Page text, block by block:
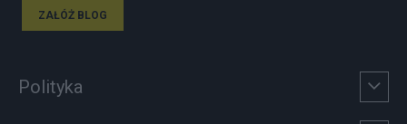
ZAŁÓŻ BLOG
Polityka